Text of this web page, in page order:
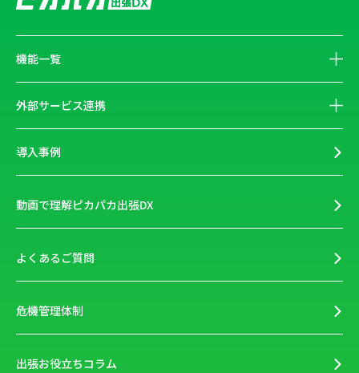
機能一覧
外部サービス連携
導入事例
動画で理解ピカパカ出張DX
よくあるご質問
危機管理体制
出張お役立ちコラム